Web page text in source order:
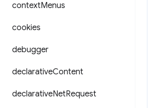
contextMenus
cookies
debugger
declarativeContent
declarativeNetRequest